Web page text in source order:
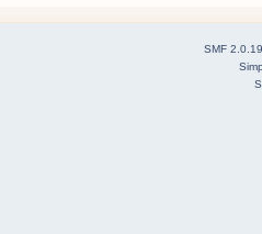
SMF 2.0.19